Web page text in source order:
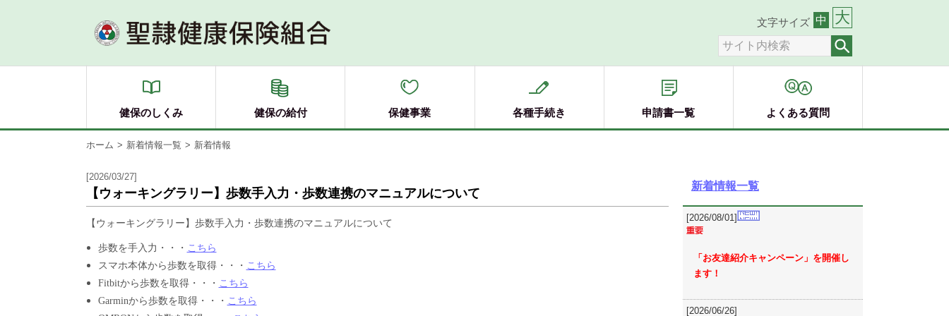
文字サイズ 中 大
健保のしくみ 健保の給付 保健事業 各種手続き 申請書一覧 よくある質問
ホーム 新着情報一覧 新着情報
[2026/03/27]
【ウォーキングラリー】歩数手入力・歩数連携のマニュアルについて
【ウォーキングラリー】歩数手入力・歩数連携のマニュアルについて
歩数を手入力・・・ こちら
スマホ本体から歩数を取得・・・ こちら
Fitbitから歩数を取得・・・ こちら
Garminから歩数を取得・・・ こちら
新着情報一覧
[2026/08/01]
「お友達紹介キャンペーン」を開催し
ます！
[2026/06/26]